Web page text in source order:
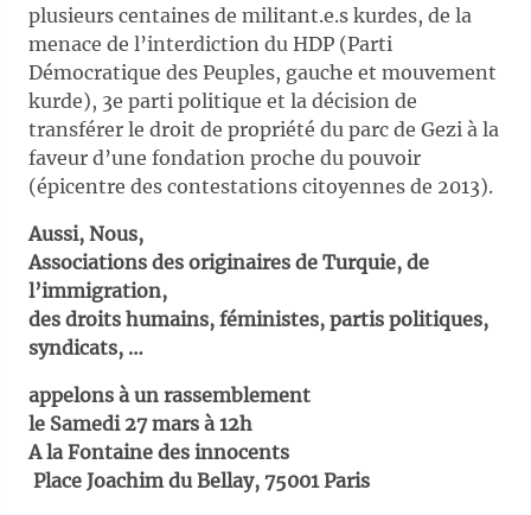
plusieurs centaines de militant.e.s kurdes, de la
menace de l’interdiction du HDP (Parti
Démocratique des Peuples, gauche et mouvement
kurde), 3e parti politique et la décision de
transférer le droit de propriété du parc de Gezi à la
faveur d’une fondation proche du pouvoir
(épicentre des contestations citoyennes de 2013).
Aussi, Nous,
Associations des originaires de Turquie, de
l’immigration,
des droits humains, féministes, partis politiques,
syndicats, …
appelons à un rassemblement
le Samedi 27 mars à 12h
A la Fontaine des innocents
Place Joachim du Bellay, 75001 Paris